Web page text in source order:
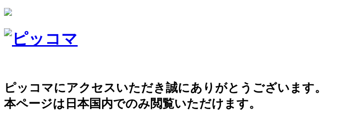
ピッコマにアクセスいただき誠にありがとうございます。
本ページは日本国内でのみ閲覧いただけます。